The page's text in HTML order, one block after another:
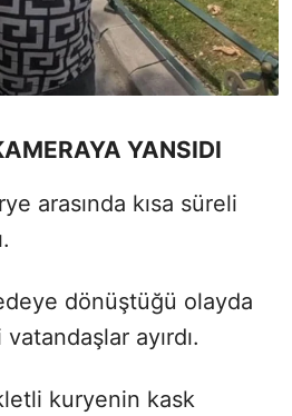
YANSIDI
arasında kısa süreli
dönüştüğü olayda
ayırdı.
kuryenin kask